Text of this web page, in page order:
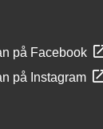
på Facebook
på Instagram